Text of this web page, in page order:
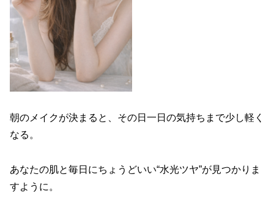
朝のメイクが決まると、その日一日の気持ちまで少し軽く
なる。
あなたの肌と毎日にちょうどいい“水光ツヤ”が見つかりま
すように。